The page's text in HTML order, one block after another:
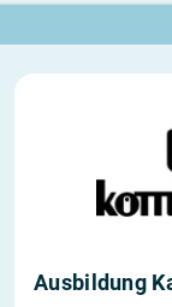
Ausbildung